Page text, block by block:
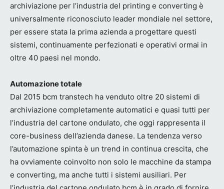
archiviazione per l’industria del printing e converting è
universalmente riconosciuto leader mondiale nel settore,
per essere stata la prima azienda a progettare questi
sistemi, continuamente perfezionati e operativi ormai in
oltre 40 paesi nel mondo.
Automazione totale
Dal 2015 bcm transtech ha venduto oltre 20 sistemi di
archiviazione completamente automatici e quasi tutti per
l’industria del cartone ondulato, che oggi rappresenta il
core-business dell’azienda danese. La tendenza verso
l’automazione spinta è un trend in continua crescita, che
ha ovviamente coinvolto non solo le macchine da stampa
e converting, ma anche tutti i sistemi ausiliari. Per